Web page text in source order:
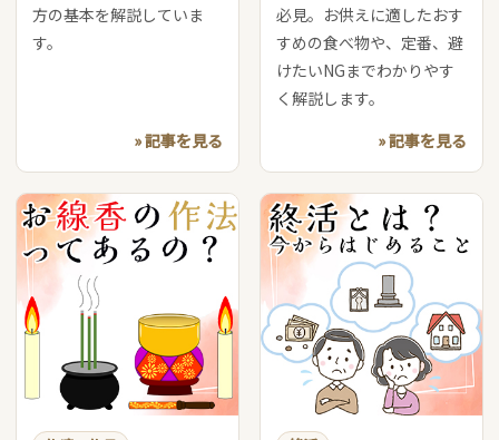
方の基本を解説していま
す。
» 記事を見る
必見。お供えに適したおす
すめの食べ物や、定番、避
けたいNGまでわかりやす
く解説します。
» 記事を見る